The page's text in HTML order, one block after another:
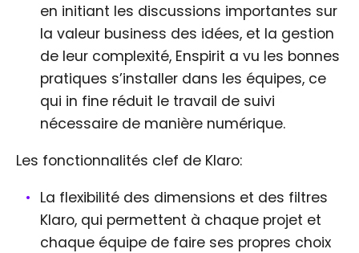
en initiant les discussions importantes sur
la valeur business des idées, et la gestion
de leur complexité, Enspirit a vu les bonnes
pratiques s’installer dans les équipes, ce
qui in fine réduit le travail de suivi
nécessaire de manière numérique.
Les fonctionnalités clef de Klaro:
La flexibilité des dimensions et des filtres
Klaro, qui permettent à chaque projet et
chaque équipe de faire ses propres choix